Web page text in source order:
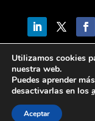
Utilizamos cookies
nuestra web.
Puedes aprender
desactivarlas en los
Aceptar